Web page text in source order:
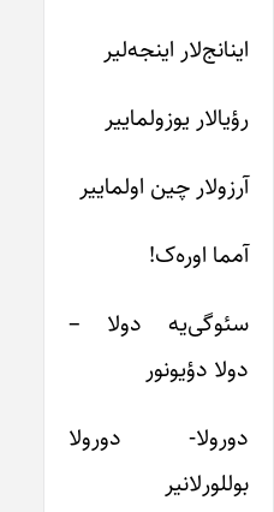
اینانج‌لار اینجه‌لیر
رؤیالار یوزولماییر
آرزولار چین اولماییر
آمما اوره‌ک!
سئوگی‌یه دولا –
دولا دؤیونور
دورولا- دورولا
بوللورلانیر